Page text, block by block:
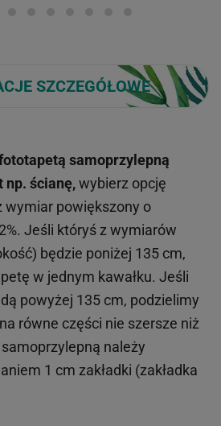
SZCZEGÓŁOWE
samoprzylepną
np. ścianę,wybierz opcję
wymiar powiększony o
Jeśli któryś z wymiarów
będzie poniżej 135 cm,
w jednym kawałku. Jeśli
powyżej 135 cm, podzielimy
równe części nie szersze niż
należy
1 cm zakładki (zakładka